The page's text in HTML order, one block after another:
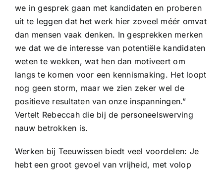
we in gesprek gaan met kandidaten en proberen
uit te leggen dat het werk hier zoveel méér omvat
dan mensen vaak denken. In gesprekken merken
we dat we de interesse van potentiële kandidaten
weten te wekken, wat hen dan motiveert om
langs te komen voor een kennismaking. Het loopt
nog geen storm, maar we zien zeker wel de
positieve resultaten van onze inspanningen.”
Vertelt Rebeccah die bij de personeelswerving
nauw betrokken is.
Werken bij Teeuwissen biedt veel voordelen: Je
hebt een groot gevoel van vrijheid, met volop